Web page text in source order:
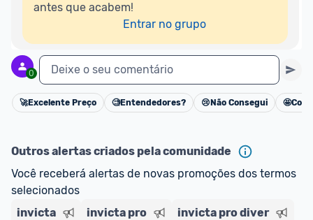
antes que acabem!
Entrar no grupo
0 Deixe o seu comentário
Cancelar
🚀Excelente Preço 🧐Entendedores? 😢 Não Consegui 🤩
Outros alertas criados pela comunidade
Você receberá alertas de novas promoções dos termos
selecionados
invicta
invicta pro invicta pro diver